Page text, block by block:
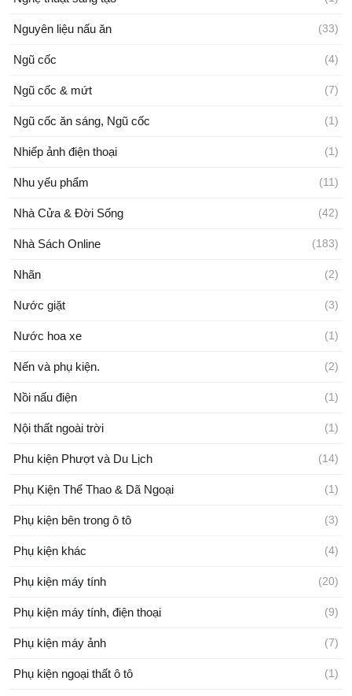
Nguyên liệu nấu ăn (33)
Ngũ cốc (4)
Ngũ cốc & mứt (7)
Ngũ cốc ăn sáng, Ngũ cốc (1)
Nhiếp ảnh điện thoại (1)
Nhu yếu phẩm (11)
Nhà Cửa & Đời Sống (42)
Nhà Sách Online (183)
Nhãn (2)
Nước giặt (3)
Nước hoa xe (1)
Nến và phụ kiện. (2)
Nồi nấu điện (1)
Nội thất ngoài trời (1)
Phu kiện Phượt và Du Lịch (14)
Phụ Kiện Thể Thao & Dã Ngoại (1)
Phụ kiện bên trong ô tô (3)
Phụ kiện khác (4)
Phụ kiện máy tính (20)
Phụ kiện máy tính, điện thoại (9)
Phụ kiện máy ảnh (7)
Phụ kiện ngoại thất ô tô (1)